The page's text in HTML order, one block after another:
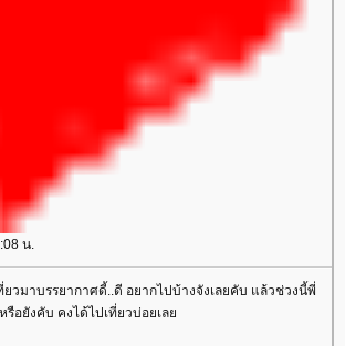
น.
ยวมาบรรยากาศดี้..ดี อยากไปบ้างจังเลยคับ แล้วช่วงนี้พี่
อยังคับ คงได้ไปเที่ยวบ่อยเลย